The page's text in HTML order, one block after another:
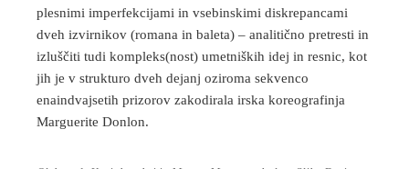
plesnimi imperfekcijami in vsebinskimi diskrepancami
dveh izvirnikov (romana in baleta) – analitično pretresti in
izluščiti tudi kompleks(nost) umetniških idej in resnic, kot
jih je v strukturo dveh dejanj oziroma sekvenco
enaindvajsetih prizorov zakodirala irska koreografinja
Marguerite Donlon.